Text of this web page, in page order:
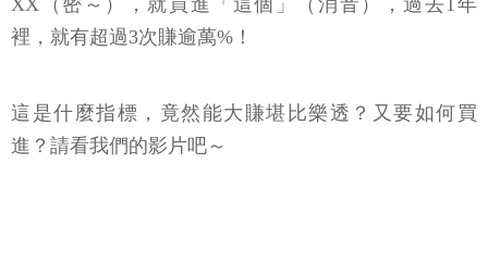
XX（密～），就買進「這個」（消音），過去1年
裡，就有超過3次賺逾萬%！
這是什麼指標，竟然能大賺堪比樂透？又要如何買
進？請看我們的影片吧～